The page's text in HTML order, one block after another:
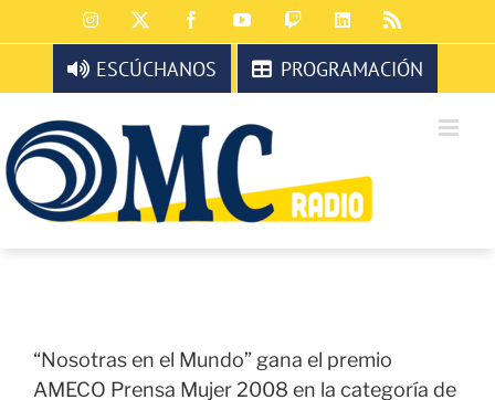
al
contenido
Instagram FacebookYouTubeTwitchLinkedIn
ESCÚCHANOS PROGRAMACIÓN
“Nosotras en el Mundo” gana el premio
AMECO Prensa Mujer 2008 en la categoría de